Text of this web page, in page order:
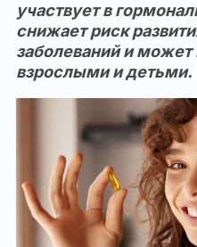
участвует в
снижает риск
заболеваний и
взрослыми и детьми.